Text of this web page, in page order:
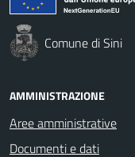
Comune di Sini
AMMINISTRAZIONE
Aree amministrative
Documenti e dati